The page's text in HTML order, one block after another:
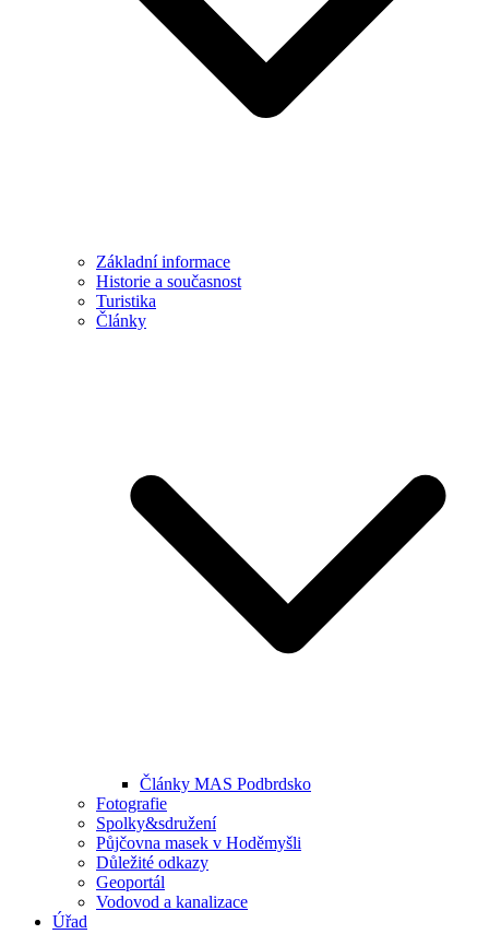
Základní informace
Historie a současnost
Turistika
Články
Články MAS Podbrdsko
Fotografie
Spolky&sdružení
Půjčovna masek v Hoděmyšli
Důležité odkazy
Geoportál
Vodovod a kanalizace
Úřad